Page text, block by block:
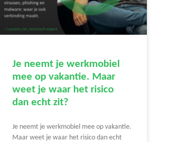
Je neemt je werkmobiel
mee op vakantie. Maar
weet je waar het risico
dan echt zit?
Je neemt je werkmobiel mee op vakantie.
Maar weet je waar het risico dan echt